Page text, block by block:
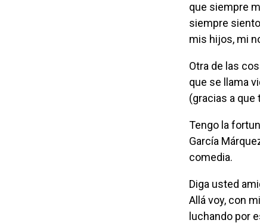
que siempre
siempre
mis hijos, mi
Otra de las cosas que debo agradecer a Dios son estos años “Al Aire”, en este show
que se llama
(gracias a que
Tengo la fortuna de tener una de las profesiones más bonitas del mundo y, aunque
García
comedia.
Diga usted amigo lector, ¿acaso hay algo más bonito y loable que hacer reír al otro?
Allá voy, con
luchando por